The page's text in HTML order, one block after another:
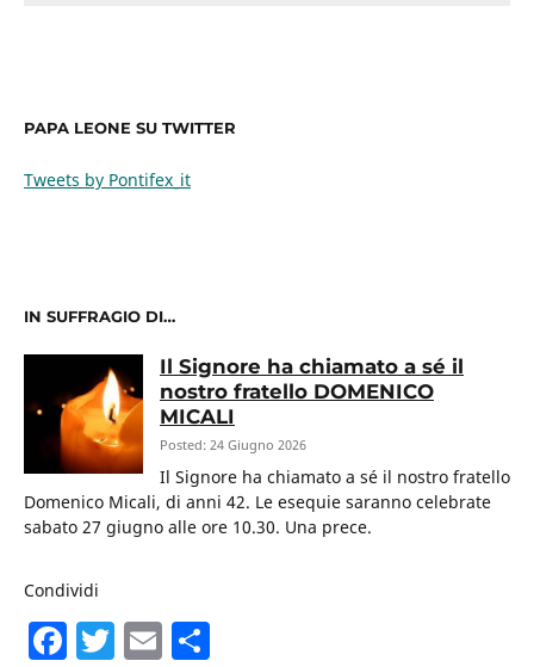
PAPA LEONE SU TWITTER
Tweets by Pontifex_it
IN SUFFRAGIO DI…
Il Signore ha chiamato a sé il
nostro fratello DOMENICO
MICALI
Posted: 24 Giugno 2026
Il Signore ha chiamato a sé il nostro fratello
Domenico Micali, di anni 42. Le esequie saranno celebrate
sabato 27 giugno alle ore 10.30. Una prece.
Condividi
F T E